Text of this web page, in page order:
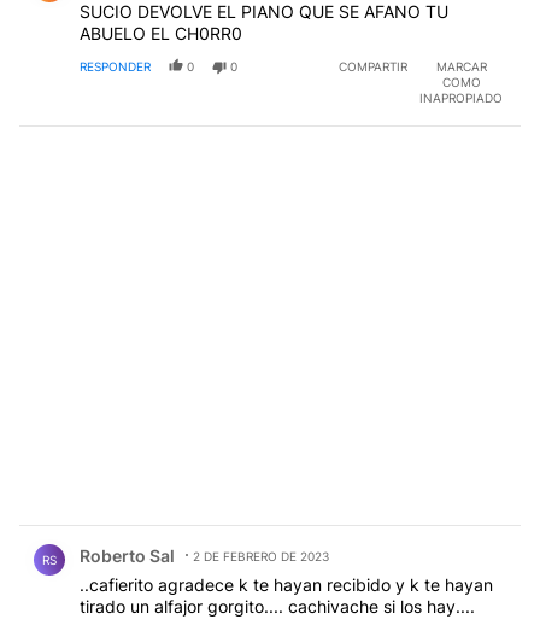
SUCIO DEVOLVE EL PIANO QUE SE AFANO TU
ABUELO EL CH0RR0
RESPONDER 0 0 COMPARTIR
MARCAR
COMO
INAPROPIADO
RS Roberto Sal 2 DE FEBRERO DE 2023
..cafierito agradece k te hayan recibido y k te hayan
tirado un alfajor gorgito.... cachivache si los hay....